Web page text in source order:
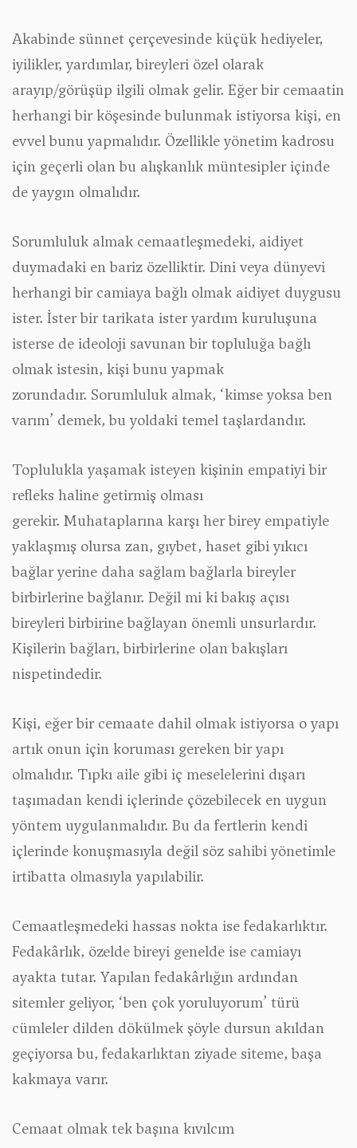
Akabinde sünnet çerçevesinde küçük hediyeler,
iyilikler, yardımlar, bireyleri özel olarak
arayıp/görüşüp ilgili olmak gelir. Eğer bir cemaatin
herhangi bir köşesinde bulunmak istiyorsa kişi, en
evvel bunu yapmalıdır. Özellikle yönetim kadrosu
için geçerli olan bu alışkanlık müntesipler içinde
de yaygın olmalıdır.
Sorumluluk almak cemaatleşmedeki, aidiyet
duymadaki en bariz özelliktir. Dini veya dünyevi
herhangi bir camiaya bağlı olmak aidiyet duygusu
ister. İster bir tarikata ister yardım kuruluşuna
isterse de ideoloji savunan bir topluluğa bağlı
olmak istesin, kişi bunu yapmak
zorundadır. Sorumluluk almak, ‘kimse yoksa ben
varım’ demek, bu yoldaki temel taşlardandır.
Toplulukla yaşamak isteyen kişinin empatiyi bir
refleks haline getirmiş olması
gerekir. Muhataplarına karşı her birey empatiyle
yaklaşmış olursa zan, gıybet, haset gibi yıkıcı
bağlar yerine daha sağlam bağlarla bireyler
birbirlerine bağlanır. Değil mi ki bakış açısı
bireyleri birbirine bağlayan önemli unsurlardır.
Kişilerin bağları, birbirlerine olan bakışları
nispetindedir.
Kişi, eğer bir cemaate dahil olmak istiyorsa o yapı
artık onun için koruması gereken bir yapı
olmalıdır. Tıpkı aile gibi iç meselelerini dışarı
taşımadan kendi içlerinde çözebilecek en uygun
yöntem uygulanmalıdır. Bu da fertlerin kendi
içlerinde konuşmasıyla değil söz sahibi yönetimle
irtibatta olmasıyla yapılabilir.
Cemaatleşmedeki hassas nokta ise fedakarlıktır.
Fedakârlık, özelde bireyi genelde ise camiayı
ayakta tutar. Yapılan fedakârlığın ardından
sitemler geliyor, ‘ben çok yoruluyorum’ türü
cümleler dilden dökülmek şöyle dursun akıldan
geçiyorsa bu, fedakarlıktan ziyade siteme, başa
kakmaya varır.
Cemaat olmak tek başına kıvılcım